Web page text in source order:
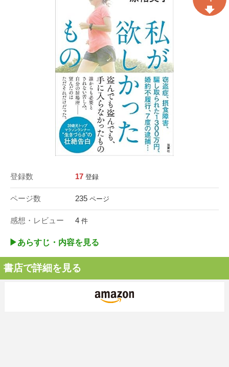
登録数 17 登録
ページ数 235 ページ
感想・レビュー 4 件
▶︎あらすじ・内容を見る
書店で詳細を見る